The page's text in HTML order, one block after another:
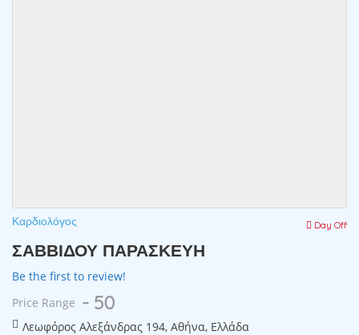
Καρδιολόγος Day Off
ΣΑΒΒΙΔΟΥ ΠΑΡΑΣΚΕΥΗ
Be the first to review!
Price Range - 50
Λεωφόρος Αλεξάνδρας 194, Αθήνα, Ελλάδα